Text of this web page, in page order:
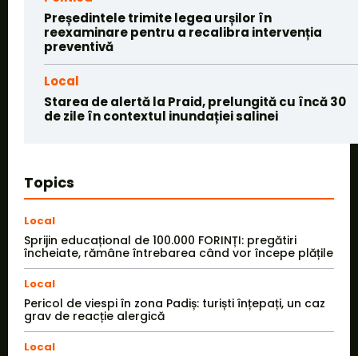
Președintele trimite legea urșilor în
reexaminare pentru a recalibra intervenția
preventivă
Local
Starea de alertă la Praid, prelungită cu încă 30
de zile în contextul inundației salinei
Topics
Local
Sprijin educațional de 100.000 FORINȚI: pregătiri
încheiate, rămâne întrebarea când vor începe plățile
Local
Pericol de viespi în zona Padiș: turiști înțepați, un caz
grav de reacție alergică
Local